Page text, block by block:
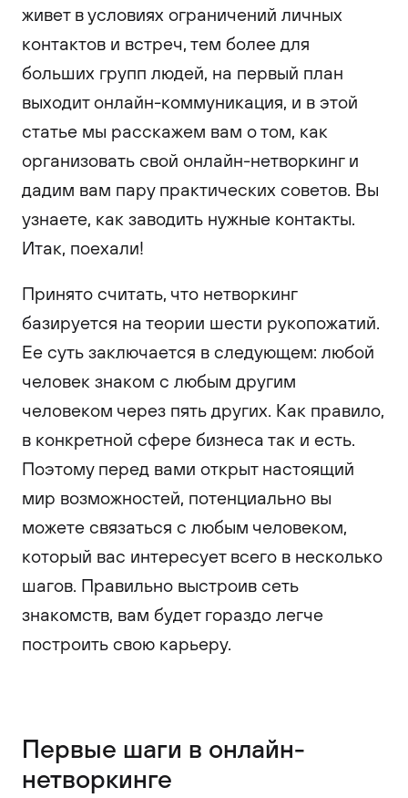
живет в условиях ограничений личных
контактов и встреч, тем более для
больших групп людей, на первый план
выходит онлайн-коммуникация, и в этой
статье мы расскажем вам о том, как
организовать свой онлайн-нетворкинг и
дадим вам пару практических советов. Вы
узнаете, как заводить нужные контакты.
Итак, поехали!
Принято считать, что нетворкинг
базируется на теории шести рукопожатий.
Ее суть заключается в следующем: любой
человек знаком с любым другим
человеком через пять других. Как правило,
в конкретной сфере бизнеса так и есть.
Поэтому перед вами открыт настоящий
мир возможностей, потенциально вы
можете связаться с любым человеком,
который вас интересует всего в несколько
шагов. Правильно выстроив сеть
знакомств, вам будет гораздо легче
построить свою карьеру.
Первые шаги в онлайн-
нетворкинге